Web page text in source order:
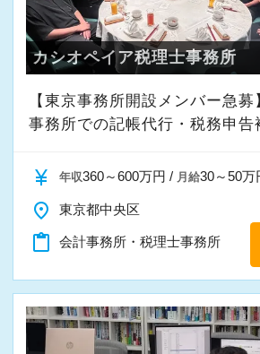
カシオペイア税理士事務所
【東京事務所開設メンバー急
事務所での記帳代行・税務申告
currency_yen 年収360～600万円 / 月給30～50万
place 東京都中央区
content_paste 会計事務所・税理士事務所